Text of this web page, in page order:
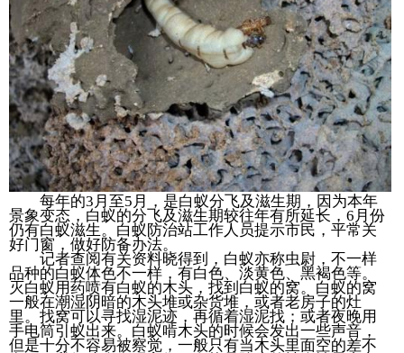
每年的3月至5月，是白蚁分飞及滋生期，因为本年
景象变态，白蚁的分飞及滋生期较往年有所延长，6月份
仍有白蚁滋生。白蚁防治站工作人员提示市民，平常关
好门窗，做好防备办法。
记者查阅有关资料晓得到，白蚁亦称虫尉，不一样
品种的白蚁体色不一样，有白色、淡黄色、黑褐色等。
灭白蚁用药喷有白蚁的木头，找到白蚁的窝。白蚁的窝
一般在潮湿阴暗的木头堆或杂货堆，或者老房子的灶
里。找窝可以寻找湿泥迹，再循着湿泥找；或者夜晚用
手电筒引蚁出来。白蚁啃木头的时候会发出一些声音，
但是十分不容易被察觉，一般只有当木头里面空的差不